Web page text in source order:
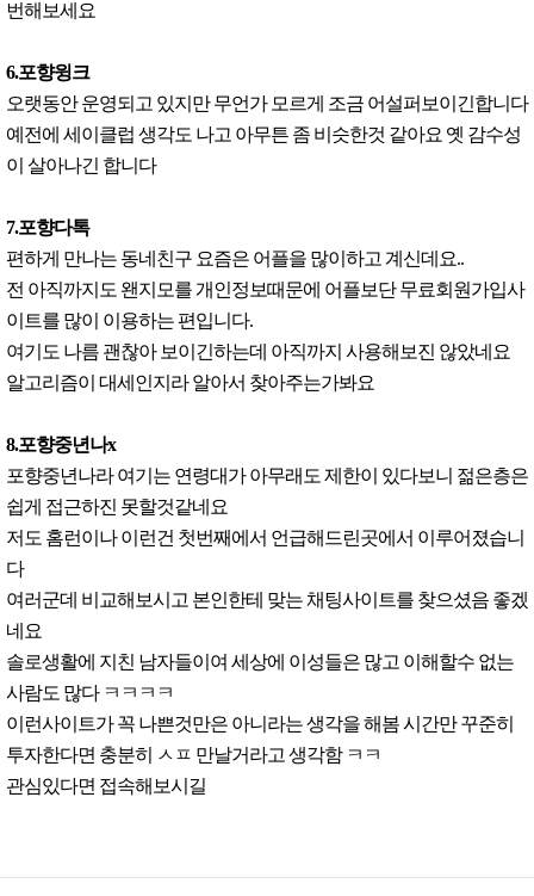
번해보세요
6.포향윙크
오랫동안 운영되고 있지만 무언가 모르게 조금 어설퍼보이긴합니다
예전에 세이클럽 생각도 나고 아무튼 좀 비슷한것 같아요 옛 감수성
이 살아나긴 합니다
7.포향다톡
편하게 만나는 동네친구 요즘은 어플을 많이하고 계신데요..
전 아직까지도 왠지모를 개인정보때문에 어플보단 무료회원가입사
이트를 많이 이용하는 편입니다.
여기도 나름 괜찮아 보이긴하는데 아직까지 사용해보진 않았네요
알고리즘이 대세인지라 알아서 찾아주는가봐요
8.포향중년나x
포향중년나라 여기는 연령대가 아무래도 제한이 있다보니 젊은층은
쉽게 접근하진 못할것같네요
저도 홈런이나 이런건 첫번째에서 언급해드린곳에서 이루어졌습니
다
여러군데 비교해보시고 본인한테 맞는 채팅사이트를 찾으셨음 좋겠
네요
솔로생활에 지친 남자들이여 세상에 이성들은 많고 이해할수 없는
사람도 많다 ㅋㅋㅋㅋ
이런사이트가 꼭 나쁜것만은 아니라는 생각을 해봄 시간만 꾸준히
투자한다면 충분히 ㅅㅍ 만날거라고 생각함 ㅋㅋ
관심있다면 접속해보시길